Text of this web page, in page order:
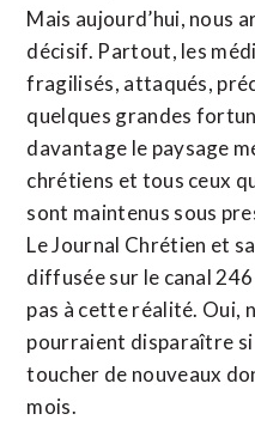
Mais aujourd’hui, nous
décisif. Partout, les
fragilisés, attaqués,
quelques grandes
davantage le paysage
chrétiens et tous ceux
sont maintenus sous
Le Journal Chrétien et
diffusée sur le canal 246
pas à cette réalité. Oui,
pourraient disparaître si
toucher de nouveaux
mois.